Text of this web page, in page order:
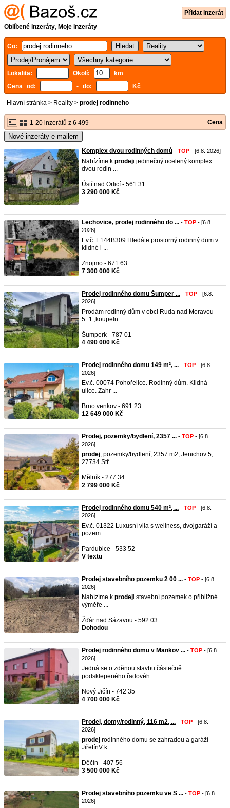
Přidat inzerát
Oblíbené inzeráty, Moje inzeráty
Co:
Lokalita: Okolí:
km
Cena od:
- do: Kč
Hlavní stránka > Reality > prodej rodinneho
1-20 inzerátů z 6 499 Cena
Nové inzeráty e-mailem
Komplex dvou rodinných domů - TOP - [6.8. 2026]
Nabízíme k prodeji jedinečný ucelený komplex
dvou rodin ...
Ústí nad Orlicí - 561 31
3 290 000 Kč
Lechovice, prodej rodinného do ... - TOP - [6.8.
2026]
Ev.č. E144B309 Hledáte prostorný rodinný dům v
klidné l ...
Znojmo - 671 63
7 300 000 Kč
Prodej rodinného domu Šumper ... - TOP - [6.8.
2026]
Prodám rodinný dům v obci Ruda nad Moravou
5+1 ,koupeln ...
Šumperk - 787 01
4 490 000 Kč
Prodej rodinného domu 149 m², ... - TOP - [6.8.
2026]
Ev.č. 00074 Pohořelice. Rodinný dům. Klidná
ulice. Zahr ...
Brno venkov - 691 23
12 649 000 Kč
Prodej, pozemky/bydlení, 2357 ... - TOP - [6.8.
2026]
prodej, pozemky/bydlení, 2357 m2, Jenichov 5,
27734 Stř ...
Mělník - 277 34
2 799 000 Kč
Prodej rodinného domu 540 m², ... - TOP - [6.8.
2026]
Ev.č. 01322 Luxusní vila s wellness, dvojgaráží a
pozem ...
Pardubice - 533 52
V textu
Prodej stavebního pozemku 2 00 ... - TOP - [6.8.
2026]
Nabízíme k prodeji stavební pozemek o přibližné
výměře ...
Žďár nad Sázavou - 592 03
Dohodou
Prodej rodinného domu v Mankov ... - TOP - [6.8.
2026]
Jedná se o zděnou stavbu částečně
podsklepeného řadovéh ...
Nový Jičín - 742 35
4 700 000 Kč
Prodej, domy/rodinný, 116 m2, ... - TOP - [6.8.
2026]
prodej rodinného domu se zahradou a garáží –
JiřetínV k ...
Děčín - 407 56
3 500 000 Kč
Prodej stavebního pozemku ve S ... - TOP - [6.8.
2026]